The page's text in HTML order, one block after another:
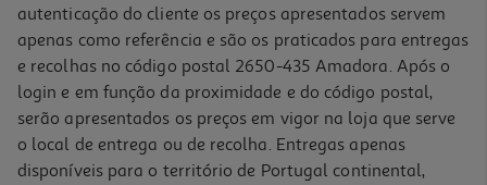
autenticação do cliente os preços apresentados servem
apenas como referência e são os praticados para entregas
e recolhas no código postal 2650-435 Amadora. Após o
login e em função da proximidade e do código postal,
serão apresentados os preços em vigor na loja que serve
o local de entrega ou de recolha. Entregas apenas
disponíveis para o território de Portugal continental,